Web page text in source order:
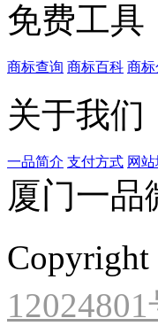
免费工具
商标查询 商标百科 商
关于我们
一品简介 支付方式 网
厦门一品
12024801